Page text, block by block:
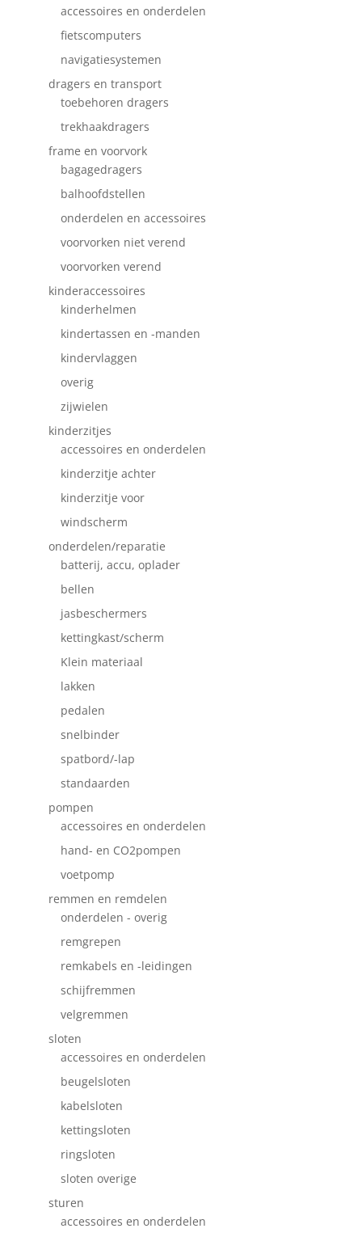
accessoires en onderdelen
fietscomputers
navigatiesystemen
dragers en transport
toebehoren dragers
trekhaakdragers
frame en voorvork
bagagedragers
balhoofdstellen
onderdelen en accessoires
voorvorken niet verend
voorvorken verend
kinderaccessoires
kinderhelmen
kindertassen en -manden
kindervlaggen
overig
zijwielen
kinderzitjes
accessoires en onderdelen
kinderzitje achter
kinderzitje voor
windscherm
onderdelen/reparatie
batterij, accu, oplader
bellen
jasbeschermers
kettingkast/scherm
Klein materiaal
lakken
pedalen
snelbinder
spatbord/-lap
standaarden
pompen
accessoires en onderdelen
hand- en CO2pompen
voetpomp
remmen en remdelen
onderdelen - overig
remgrepen
remkabels en -leidingen
schijfremmen
velgremmen
sloten
accessoires en onderdelen
beugelsloten
kabelsloten
kettingsloten
ringsloten
sloten overige
sturen
accessoires en onderdelen